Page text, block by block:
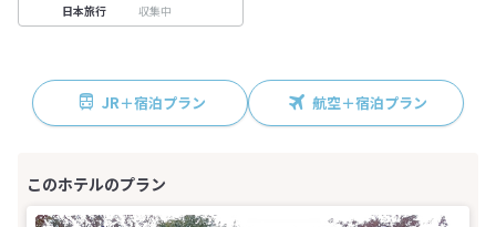
日本旅行 収集中
JR＋宿泊プラン 航空＋宿泊プラン